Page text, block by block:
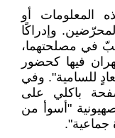
المعلومات أو
وإدراكًا
في مصلحتهما،
فيها كحضور
للسامية". وفي
باكلي على
"أسوأ من
جماعية".